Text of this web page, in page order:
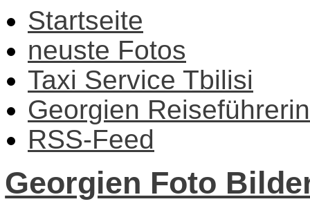
Startseite
neuste Fotos
Taxi Service Tbilisi
Georgien Reiseführerin
RSS-Feed
Georgien Foto